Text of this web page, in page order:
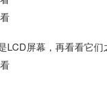
LCD屏幕，再看看它们